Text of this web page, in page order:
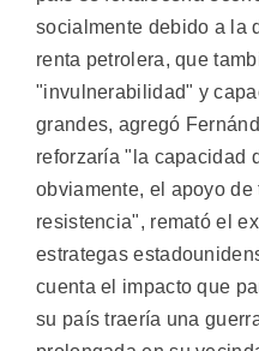
socialmente debido a la
renta petrolera, que
"invulnerabilidad" y
grandes, agregó
reforzaría "la capacidad
obviamente, el apoyo
resistencia", remató el
estrategas
cuenta el impacto que
su país traería una